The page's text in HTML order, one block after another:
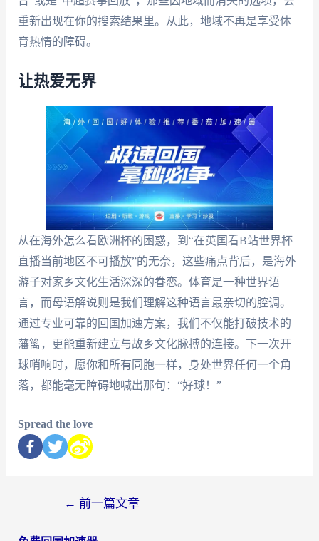
重新出现在你的搜索结果里。从此，地域不再是享受体
育热情的障碍。
让热爱无界
从在海外怎么看欧洲杯的困惑，到“在英国看B站世界杯
直播当前地区不可播放”的无奈，这些痛点背后，是海外
游子对家乡文化生活深深的眷恋。体育是一种世界语
言，而母语解说则是我们理解这种语言最亲切的腔调。
通过专业可靠的回国加速方案，我们不仅能打破技术的
藩篱，更能重新建立与故乡文化脉搏的连接。下一次开
球哨响时，愿你和所有同胞一样，身处世界任何一个角
落，都能毫无障碍地喊出那句：“好球！”
Spread the love
← 前一篇文章